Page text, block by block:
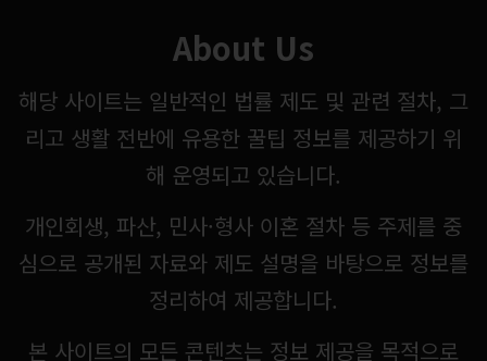
About Us
해당 사이트는 일반적인 법률 제도 및 관련 절차, 그
리고 생활 전반에 유용한 꿀팁 정보를 제공하기 위
해 운영되고 있습니다.
개인회생, 파산, 민사·형사 이혼 절차 등 주제를 중
심으로 공개된 자료와 제도 설명을 바탕으로 정보를
정리하여 제공합니다.
본 사이트의 모든 콘텐츠는 정보 제공을 목적으로